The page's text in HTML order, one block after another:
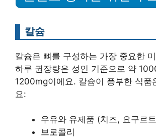
칼슘
칼슘은 뼈를 구성하는 가장 중요한
하루 권장량은 성인 기준으로 약
1200mg이에요. 칼슘이 풍부한 식품
요:
우유와 유제품 (치즈, 요구르
브로콜리